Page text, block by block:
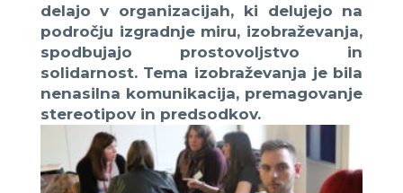
delajo v organizacijah, ki delujejo na
področju izgradnje miru, izobraževanja,
spodbujajo prostovoljstvo in
solidarnost. Tema izobraževanja je bila
nenasilna komunikacija, premagovanje
stereotipov in predsodkov.